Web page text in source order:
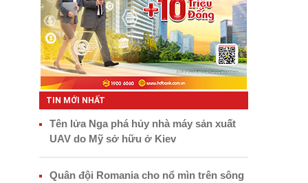
TIN MỚI NHẤT
Tên lửa Nga phá hủy nhà máy sản xuất
UAV do Mỹ sở hữu ở Kiev
Quân đội Romania cho nổ mìn trên sông